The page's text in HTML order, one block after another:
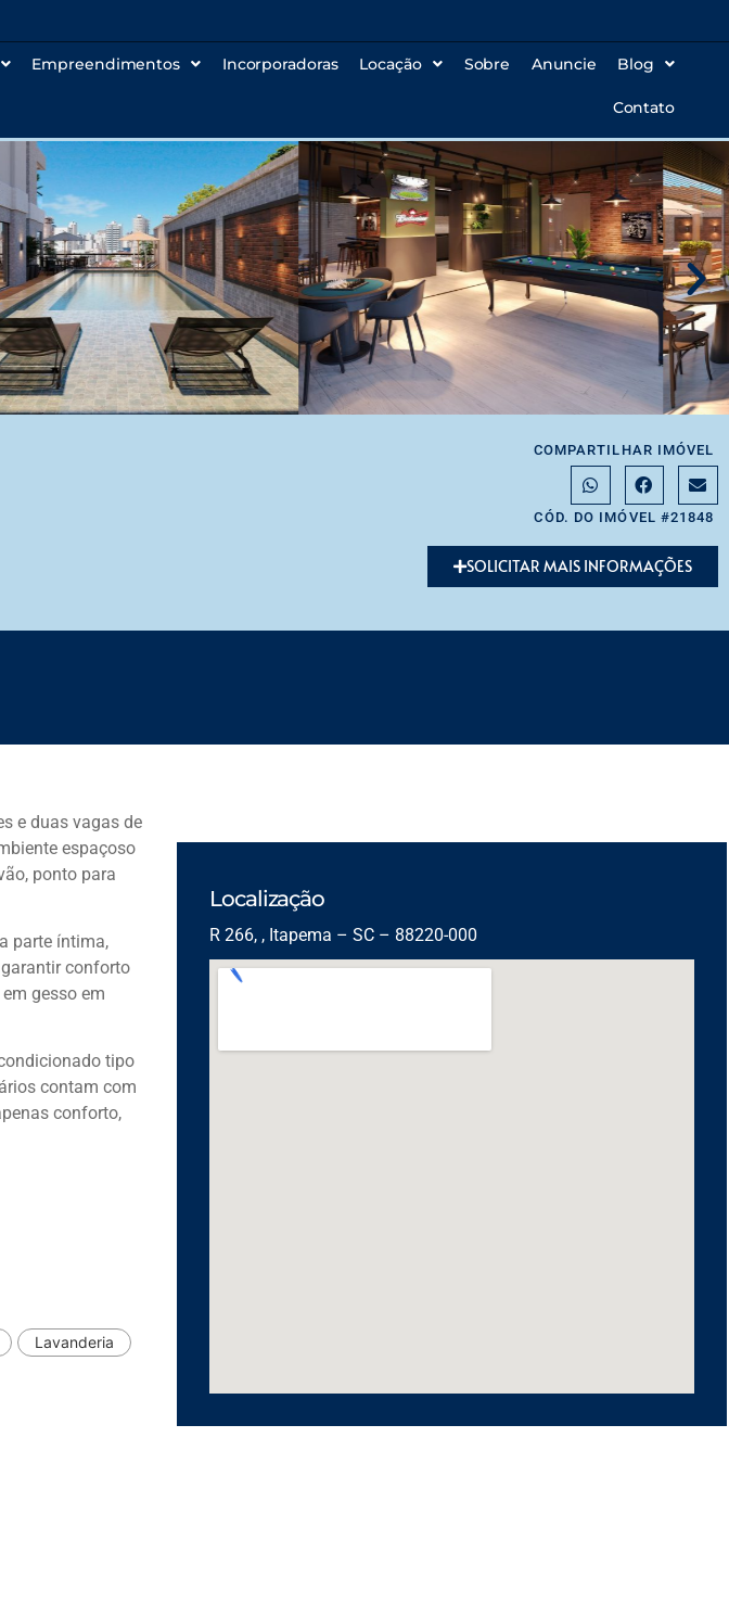
Empreendimentos Incorporadoras Locação Sobre Anuncie Blog
Contato
COMPARTILHAR IMÓVEL
CÓD. DO IMÓVEL #21848
SOLICITAR MAIS INFORMAÇÕES
e duas vagas de
espaçoso
ponto para
parte íntima,
conforto
gesso em
tipo
contam com
conforto,
Lavanderia
Localização
R 266, , Itapema – SC – 88220-000